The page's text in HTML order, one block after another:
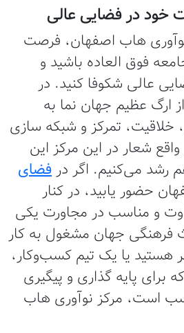
خود در فضایی عالی
هاب اصفهان، فرصت
فوق العاده باشید و
عالی شکوفا کنید. در
عظیم جهان نما به
خلاقیت، تمرکز و شبکه سازی
شعار در این مرکز این
رشد می‌کنیم. اگر درفضای
حضور یابید، در کنار
و مناسب در مجاورت یکی
فرهنگی جهان مشغول به کار
هستید یا یک تیم کسب‌وکار،
پایه گذاری و پیگیری
است، مرکز نوآوری هاب